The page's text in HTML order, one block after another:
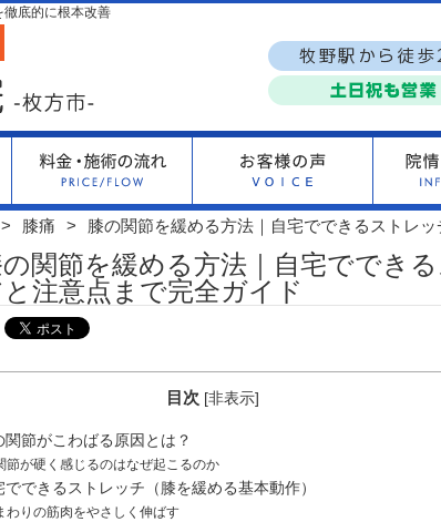
底的に根本改善
膝痛 膝の関節を緩める方法｜自宅でできるストレ
の関節を緩める方法｜自宅ででき
と注意点まで完全ガイド
目次 [非表示]
関節がこわばる原因とは？
節が硬く感じるのはなぜ起こるのか
でできるストレッチ（膝を緩める基本動作）
わりの筋肉をやさしく伸ばす